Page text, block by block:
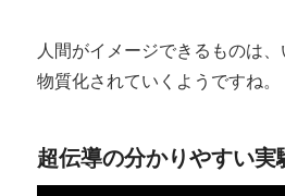
人間がイメージできるものは
物質化されていくようですね。
超伝導の分かりやすい実